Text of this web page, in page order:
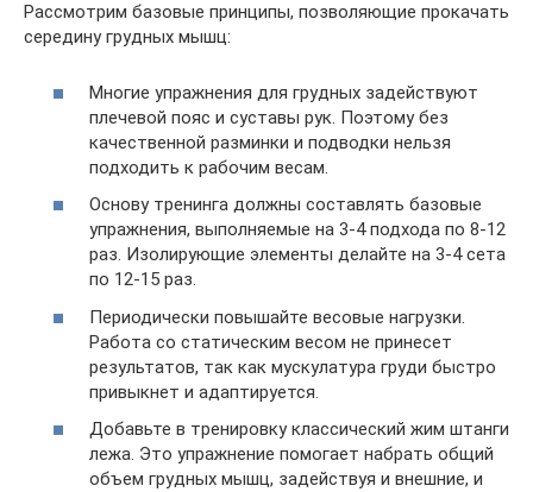
Рассмотрим базовые принципы, позволяющие прокачать
середину грудных мышц:
Многие упражнения для грудных задействуют
плечевой пояс и суставы рук. Поэтому без
качественной разминки и подводки нельзя
подходить к рабочим весам.
Основу тренинга должны составлять базовые
упражнения, выполняемые на 3-4 подхода по 8-12
раз. Изолирующие элементы делайте на 3-4 сета
по 12-15 раз.
Периодически повышайте весовые нагрузки.
Работа со статическим весом не принесет
результатов, так как мускулатура груди быстро
привыкнет и адаптируется.
Добавьте в тренировку классический жим штанги
лежа. Это упражнение помогает набрать общий
объем грудных мышц, задействуя и внешние, и